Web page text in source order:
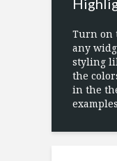
Turn on
any
styling
the
in the